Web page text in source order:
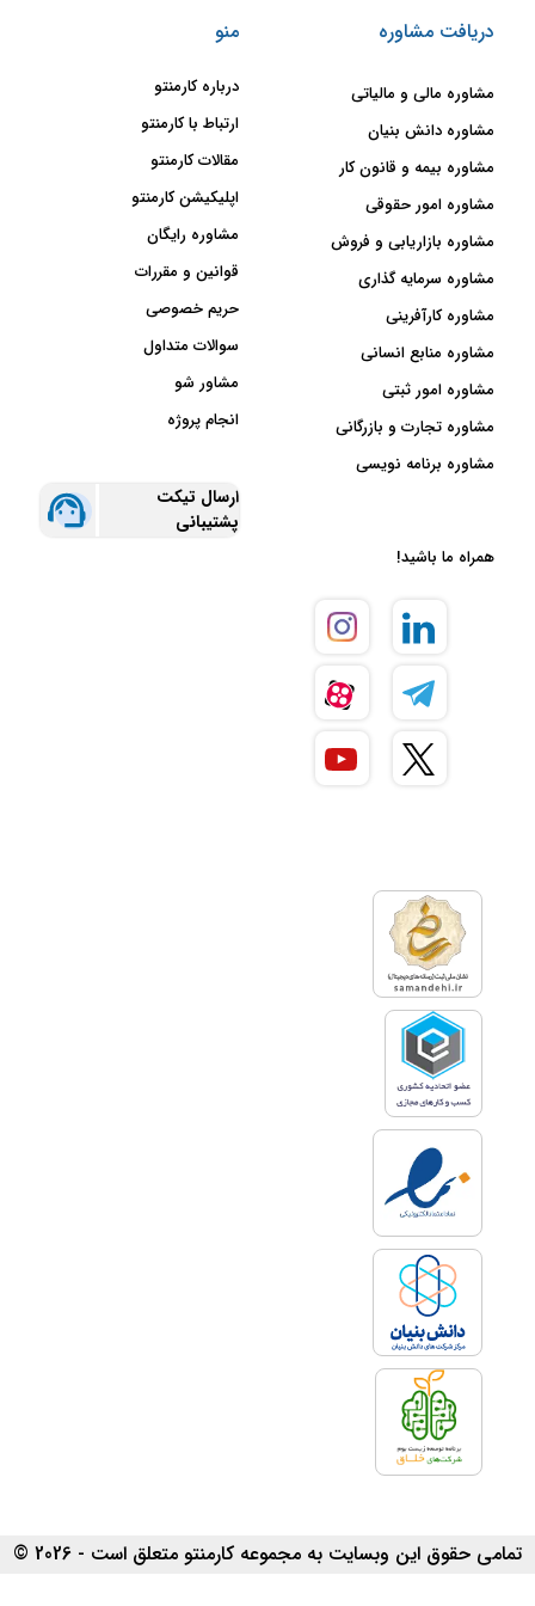
مشتری و کارفرماها گاهی به دلیل
می‌گیرد. این در صورتی است که
مشاور برنامه نویسی به عنوان یک
واسطه، شناخت خوبی نسبت به
طرفین دارد و به کاهش اشتباهات و
کند شدن روند برنامه نویسی کمک
می‌کند.
یک وب‌سایت یا اپ با وجود
هزینه‌های بالا و زمان بسیار می‌تواند
خروجی خوبی نداشته باشد. چطور؟
در صورتی که طرح رابط و تجربه
کاربری خوبی نداشته باشد، سرعت
شما پایین باشد، اصول سئو را
رعایت نکرده باشید، فضایی برای
نوشتن محتواهای تصویری و متنی
اختصاص نداشته باشید و از
ترندهای تبلیغاتی استفاده نکنید،
این صرف هزینه برای شما بازگشتی
وجود مشاوره برنامه نویسی تجربه
نخواهید کرد.
استفاده از مشاورین برنامه
نویسی کارمنتو در هر جای
مشاوره برنامه نویسی را از
متخصصان خبره از هر جای ایران که
هستید، دریافت نمایید. حضور
متخصصین حوزه برنامه نویسی در
ساعات مختلف شبانه‌روز به شما این
امکان را می‌دهد که بتوانید
وب‌سایت و اپلیکیشن مناسبی را
داشته باشید. مشاوره در کارمنتو به
صورت آنلاین و از طریق سایت
کارمنتو انجام می‌شود. شما می‌توانید
با خیال راحت و با کمک مشاوران
این مجموعه برای داشتن یک
وب‌سایت یا اپ کاربردی پیش‌قدم
شوید.
هزینه مشاوره برنامه نویسی
در کارمنتو
هزینه مشاوره برنامه‌نویسی در
کارمنتو بر اساس مدت زمان مشاوره
(دقیقه) و نوع ارتباط (تلفنی، متنی،
یا سایر شهرستان‌ها) ارتباطی ندارد.
دریافت مشاوره
مشاوره مالی و مالیاتی
مشاوره دانش بنیان
مشاوره بیمه و قانون کار
مشاوره امور حقوقی
مشاوره بازاریابی و فروش
مشاوره سرمایه گذاری
مشاوره کارآفرینی
مشاوره منابع انسانی
مشاوره امور ثبتی
مشاوره تجارت و بازرگانی
مشاوره برنامه نویسی
منو
درباره کارمنتو
ارتباط با کارمنتو
مقالات کارمنتو
اپلیکیشن کارمنتو
مشاوره رایگان
قوانین و مقررات
حریم خصوصی
سوالات متداول
مشاور شو
انجام پروژه
ارسال تیکت
پشتیبانی
همراه ما باشید!
تمامی حقوق این وبسایت به مجموعه کارمنتو متعلق است - 2026 ©